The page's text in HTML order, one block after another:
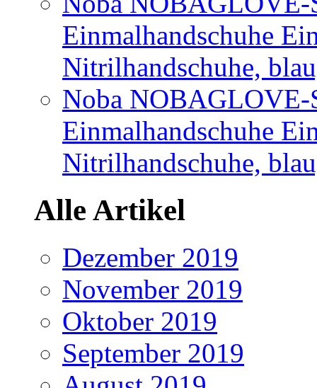
Einmalhandschuhe
Nitrilhandschuhe,
Noba
Einmalhandschuhe
Nitrilhandschuhe,
Alle Artikel
Dezember 2019
November 2019
Oktober 2019
September 2019